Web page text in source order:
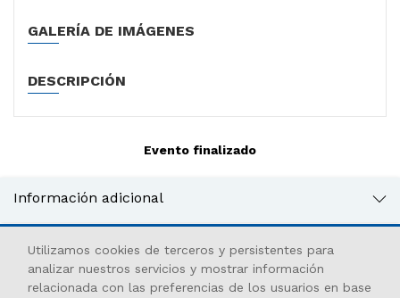
DESCRIPCIÓN
GALERÍA DE IMÁGENES
Evento finalizado
Información adicional
https://www.cinetecamadrid.com/ 𝕏
Utilizamos cookies de terceros y persistentes para
analizar nuestros servicios y mostrar información
relacionada con las preferencias de los usuarios en base